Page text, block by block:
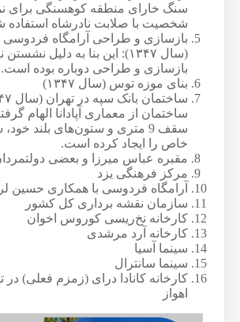
سنگ خارای منطقه کوهسنگی برای
شخصیت با صلابت نادرشاه
بازسازی و طراحی آرامگاه
(سال ۱۳۴۷): این بنا به دلیل نشستن
بازسازی و طراحی دوباره بوده است.
بنای موزه توس (سال ۱۳۴۷)
ساختمان از معماری آپادانا الهام
سقف 9 متری و ستون‌های بلند
خاص را ایجاد کرده است.
مقبره عباس میرزا و بعضی
مرکز فرهنگی یزد
آرامگاه فردوسی با همکاری حسین
سازمان نقشه برداری کل کشور
کارخانه نخ‌ریسی کوروس اخوان
کارخانه آرد مرشدی
سینما آسیا
سینما سانترال
کارخانه کانادا درای (زمزم فعلی) در
اهواز